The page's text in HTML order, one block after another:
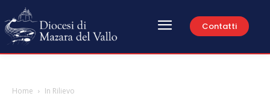
Contatti
Home In Rilievo